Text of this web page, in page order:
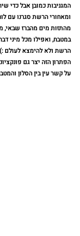
המגניבות כמובן אבל כדי
ומאחורי הרשת סגרנו עם
מהתזות מים מהברז שבאי,
במטבח, ואפילו מכל מיני
הרשת ולא להימצא לעולם :)
הפתרון הזה יצר גם
על קשר עין בין הסלון